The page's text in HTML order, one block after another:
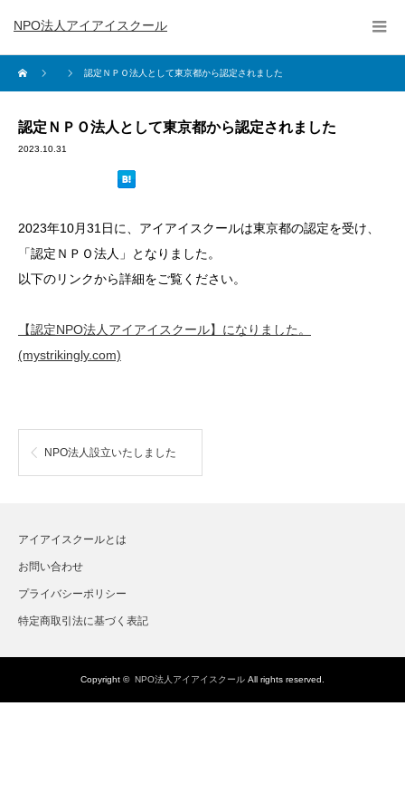
NPO法人アイアイスクール
認定ＮＰＯ法人として東京都から認定されました
認定ＮＰＯ法人として東京都から認定されました
2023.10.31
2023年10月31日に、アイアイスクールは東京都の認定を受け、
「認定ＮＰＯ法人」となりました。
以下のリンクから詳細をご覧ください。
【認定NPO法人アイアイスクール】になりました。
(mystrikingly.com)
NPO法人設立いたしました
アイアイスクールとは
お問い合わせ
プライバシーポリシー
特定商取引法に基づく表記
Copyright © NPO法人アイアイスクール All rights reserved.